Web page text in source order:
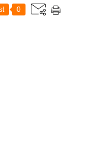
0